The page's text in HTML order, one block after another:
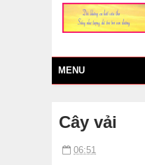
MENU
Cây vải
06:51